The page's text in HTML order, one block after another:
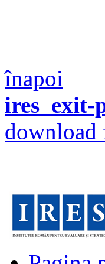
înapoi
ires_exit-